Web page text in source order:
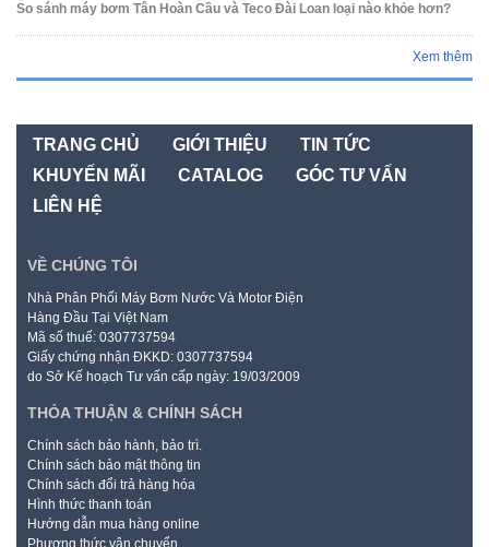
So sánh máy bơm Tân Hoàn Cầu và Teco Đài Loan loại nào khỏe hơn?
Xem thêm
TRANG CHỦ GIỚI THIỆU
TIN TỨC
KHUYẾN MÃI
CATALOG
GÓC TƯ VẤN
LIÊN HỆ
VỀ CHÚNG TÔI
Nhà Phân Phối Máy Bơm Nước Và Motor Điện
Hàng Đầu Tại Việt Nam
Mã số thuế: 0307737594
Giấy chứng nhận ĐKKD: 0307737594
do Sở Kế hoạch Tư vấn cấp ngày: 19/03/2009
THỎA THUẬN & CHÍNH SÁCH
Chính sách bảo hành, bảo trì.
Chính sách bảo mật thông tin
Chính sách đổi trả hàng hóa
Hình thức thanh toán
Hướng dẫn mua hàng online
Phương thức vận chuyển